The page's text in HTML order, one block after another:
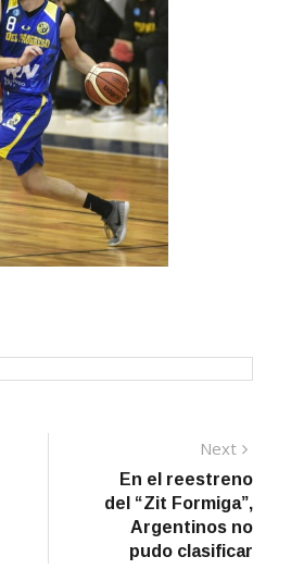
Next
post:
En el reestreno
del “Zit Formiga”,
Argentinos no
pudo clasificar